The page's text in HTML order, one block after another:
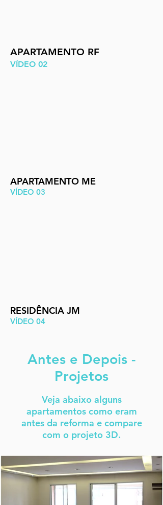
APARTAMENTO RF
VÍDEO 02
APARTAMENTO ME
VÍDEO 03
RESIDÊNCIA JM
VÍDEO 04
Antes e Depois -
Projetos
Veja abaixo alguns
apartamentos como eram
antes da reforma e compare
com o projeto 3D.